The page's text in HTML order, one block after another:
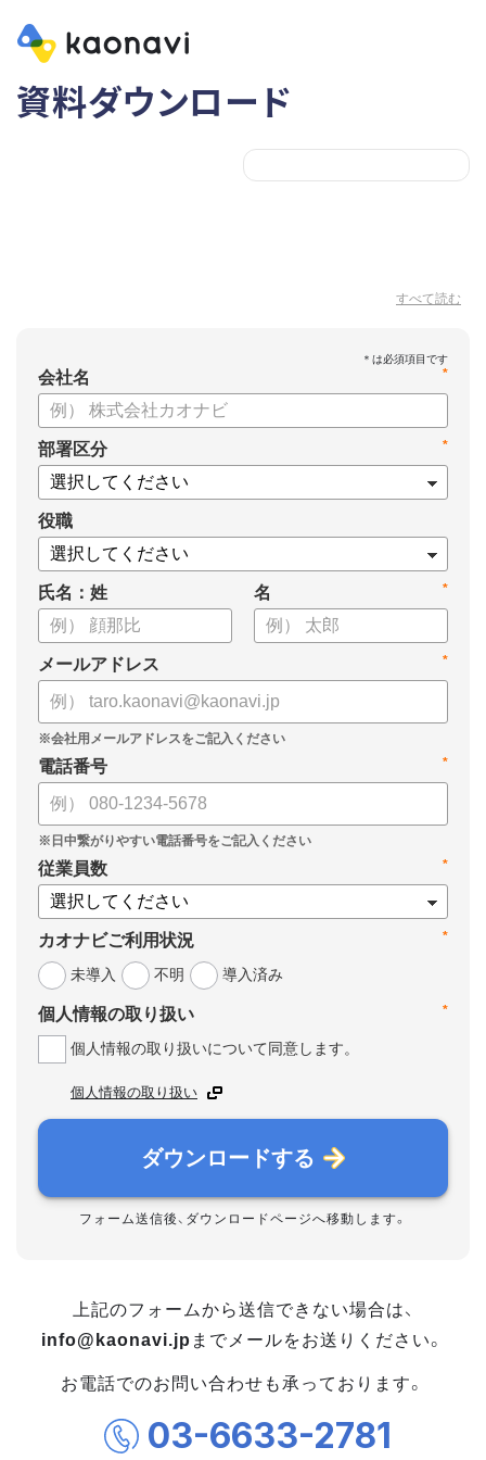
資料ダウンロード
すべて読む
*
会社名
*
部署区分
役職
氏名：姓 *
名
*
メールアドレス
*
電話番号
*
従業員数
*
カオナビご利用状況
未導入
不明 導入済み
*
個人情報の取り扱い
個人情報の取り扱いについて同意します。
個人情報の取り扱い
ダウンロードする
フォーム送信後、ダウンロードページへ移動します。
上記のフォームから送信できない場合は、
info@kaonavi.jp までメールをお送りください。
お電話でのお問い合わせも承っております。
03-6633-2781